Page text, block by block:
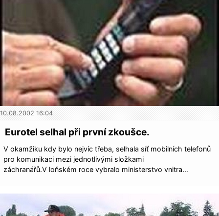
10.08.2002 16:04
Eurotel selhal při první zkoušce.
V okamžiku kdy bylo nejvíc třeba, selhala síť mobilních telefonů
pro komunikaci mezi jednotlivými složkami
záchranářů.V loňském roce vybralo ministerstvo vnitra…